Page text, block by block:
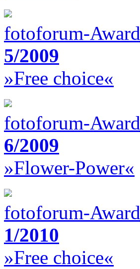
fotoforum-Award
5/2009
»Free choice«
fotoforum-Award
6/2009
»Flower-Power«
fotoforum-Award
1/2010
»Free choice«